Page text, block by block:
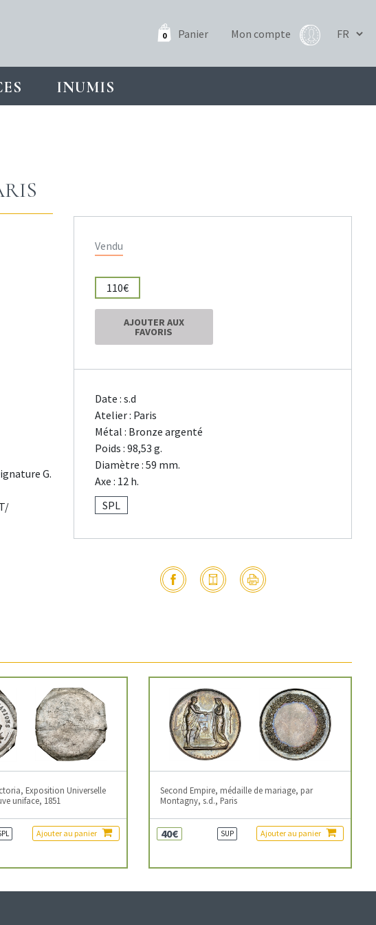
0 Panier Mon compte
INUMIS
G.
Vendu
110€
AJOUTER AUX
FAVORIS
Date : s.d
Atelier : Paris
Métal : Bronze argenté
Poids : 98,53 g.
Diamètre : 59 mm.
Axe : 12 h.
SPL
Exposition Universelle
uniface, 1851
Ajouter au panier
Second Empire, médaille de mariage, par
Montagny, s.d., Paris
40€ SUP Ajouter au panier